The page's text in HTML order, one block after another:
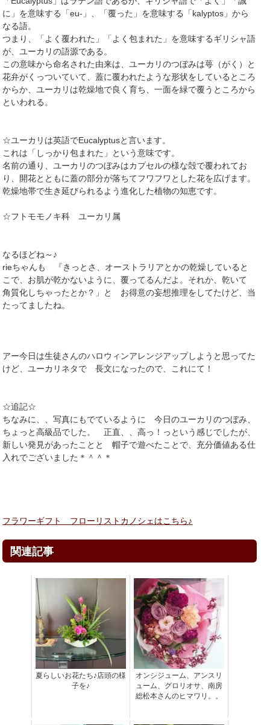
に」を意味する「eu-」、「覆った」を意味する「kalyptos」から
なる語。
つまり、「よく覆われた」「よく包まれた」を意味するギリシャ語
が、ユーカリの語源である。
この意味から命名された由来は、ユーカリのつぼみは萼（がく）と
花弁がくっついていて、蓋に覆われたような形状をしているところ
からか、ユーカリは乾燥地で良く育ち、一面を緑で覆うところから
といわれる。
☆ユーカリは英語でEucalyptusと言います。
これは「しっかり包まれた」という意味です。
名前の通り、ユーカリのつぼみはカプセルの様な殻で覆われてお
り、開花とともに蓋の部分が落ちてフワフワとした花を広げます。
乾燥地帯で生き延びられるよう進化した植物の知恵です。
☆フトモモノキ科 ユーカリ属
なるほどね～♪
rieちゃんも 『きっとさ、オーストラリアとかの乾燥していると
こで、お肌が乾かないように、覆ってるんだよ。それか、乾いて
角質化しちゃったとか？」と お得意の妄想推理をしてたけど、当
たってましたね。
アー今日は生徒さんのハロウィンアレンジアップしようと思ってた
けど、ユーカリネタで 長文になったので、これにて！
☆追記☆
ちなみに、、写真にもでているように 今日のユーカリのつぼみ、
ちょっと高級品でした。 正直、、高っ！っという感じでしたが、
新しい発見があったことと 帽子で遊べたことで、充分価値ある仕
入れでございました＊＾＾＊
フラワーギフト フローリストカノシェはこちら♪
関連記事
夏らしいお花たち♪店頭の様
子を♪
オンシジューム、アンスリ
ューム、グロリオサ、南房
総松本さんのヒマワリ。。